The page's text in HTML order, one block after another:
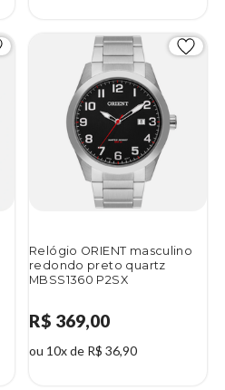
Relógio ORIENT masculino
redondo preto quartz
MBSS1360 P2SX
R$ 369,00
ou 10x de R$ 36,90